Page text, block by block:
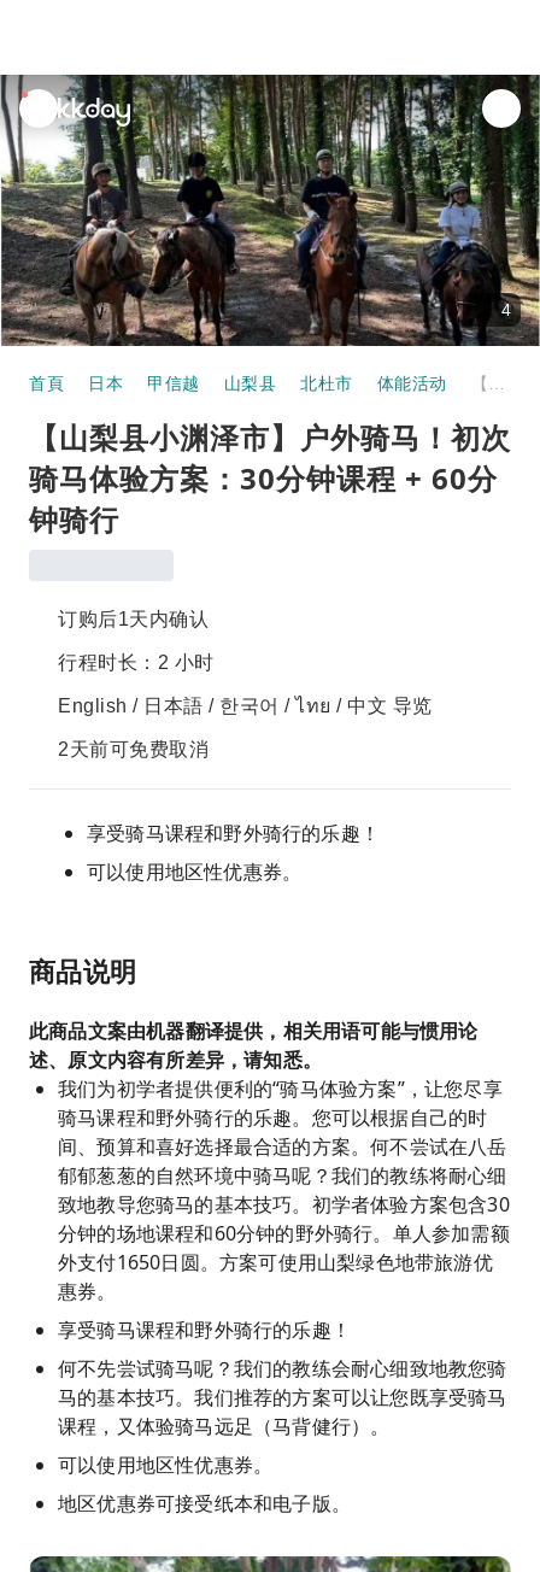
unread
notifications
4
首頁 日本 甲信越 山梨县 北杜市 体能活动
【山梨县小渊泽市】户外骑马！初次
骑马体验方案：30分钟课程 + 60分
钟骑行
订购后1天内确认
行程时长：2 小时
English / 日本語 / 한국어 / ไทย / 中文 导览
2天前可免费取消
享受骑马课程和野外骑行的乐趣！
可以使用地区性优惠券。
商品说明
此商品文案由机器翻译提供，相关用语可能与惯用论
述、原文内容有所差异，请知悉。
我们为初学者提供便利的“骑马体验方案”，让您尽享
骑马课程和野外骑行的乐趣。您可以根据自己的时
间、预算和喜好选择最合适的方案。何不尝试在八岳
郁郁葱葱的自然环境中骑马呢？我们的教练将耐心细
致地教导您骑马的基本技巧。初学者体验方案包含30
分钟的场地课程和60分钟的野外骑行。单人参加需额
外支付1650日圆。方案可使用山梨绿色地带旅游优
惠券。
享受骑马课程和野外骑行的乐趣！
何不先尝试骑马呢？我们的教练会耐心细致地教您骑
马的基本技巧。我们推荐的方案可以让您既享受骑马
课程，又体验骑马远足（马背健行）。
可以使用地区性优惠券。
地区优惠券可接受纸本和电子版。